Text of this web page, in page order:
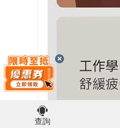
查詢